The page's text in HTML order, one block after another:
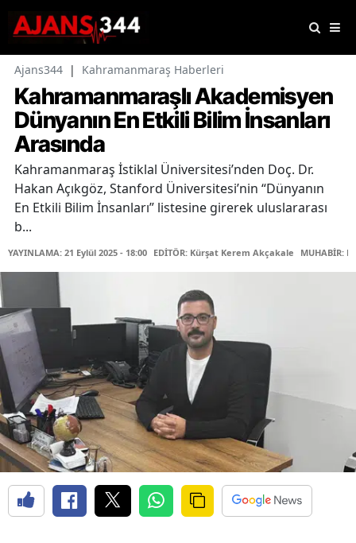
Ajans344 | Kahramanmaraş Haberleri
Kahramanmaraşlı Akademisyen
Dünyanın En Etkili Bilim İnsanları
Arasında
Kahramanmaraş İstiklal Üniversitesi’nden Doç. Dr.
Hakan Açıkgöz, Stanford Üniversitesi’nin “Dünyanın
En Etkili Bilim İnsanları” listesine girerek uluslararası
b...
YAYINLAMA: 21 Eylül 2025 - 18:00 EDİTÖR: Kürşat Kerem Akçakale MUHABİR: